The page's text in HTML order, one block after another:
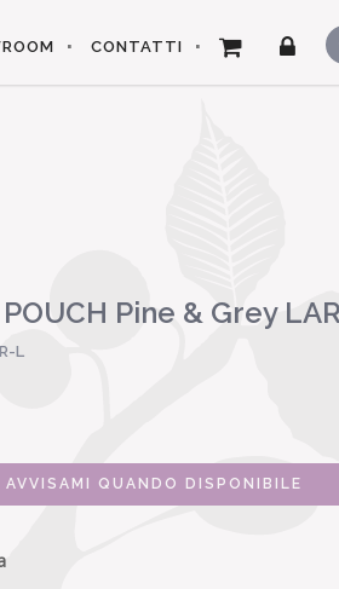
CONTATTI
Pine & Grey
L
AVVISAMI QUANDO DISPONIBILE